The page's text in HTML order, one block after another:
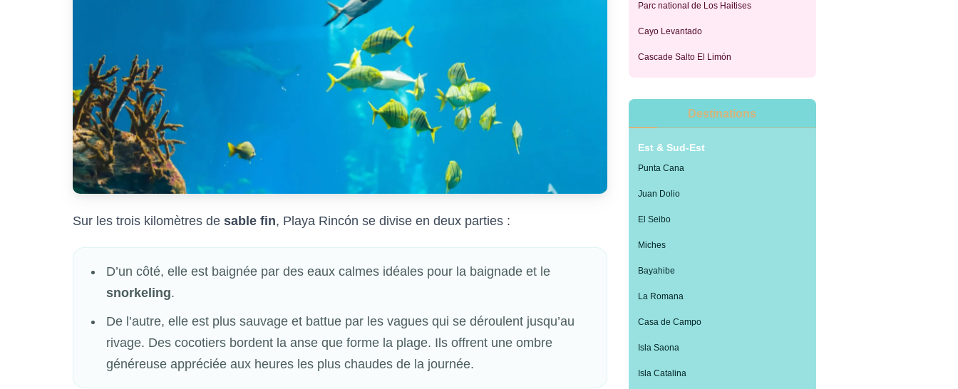
Sur les trois kilomètres de sable fin, Playa Rincón se divise en deux parties :
D’un côté, elle est baignée par des eaux calmes idéales pour la baignade et le
snorkeling.
De l’autre, elle est plus sauvage et battue par les vagues qui se déroulent jusqu’au
rivage. Des cocotiers bordent la anse que forme la plage. Ils offrent une ombre
généreuse appréciée aux heures les plus chaudes de la journée.
Parc national de Los Haitises
Cayo Levantado
Cascade Salto El Limón
Destinations
Est & Sud-Est
Punta Cana
Juan Dolio
El Seibo
Miches
Bayahibe
La Romana
Casa de Campo
Isla Saona
Isla Catalina